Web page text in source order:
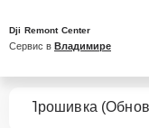
Dji Remont Center
Сервис в Владимире
Прошивка